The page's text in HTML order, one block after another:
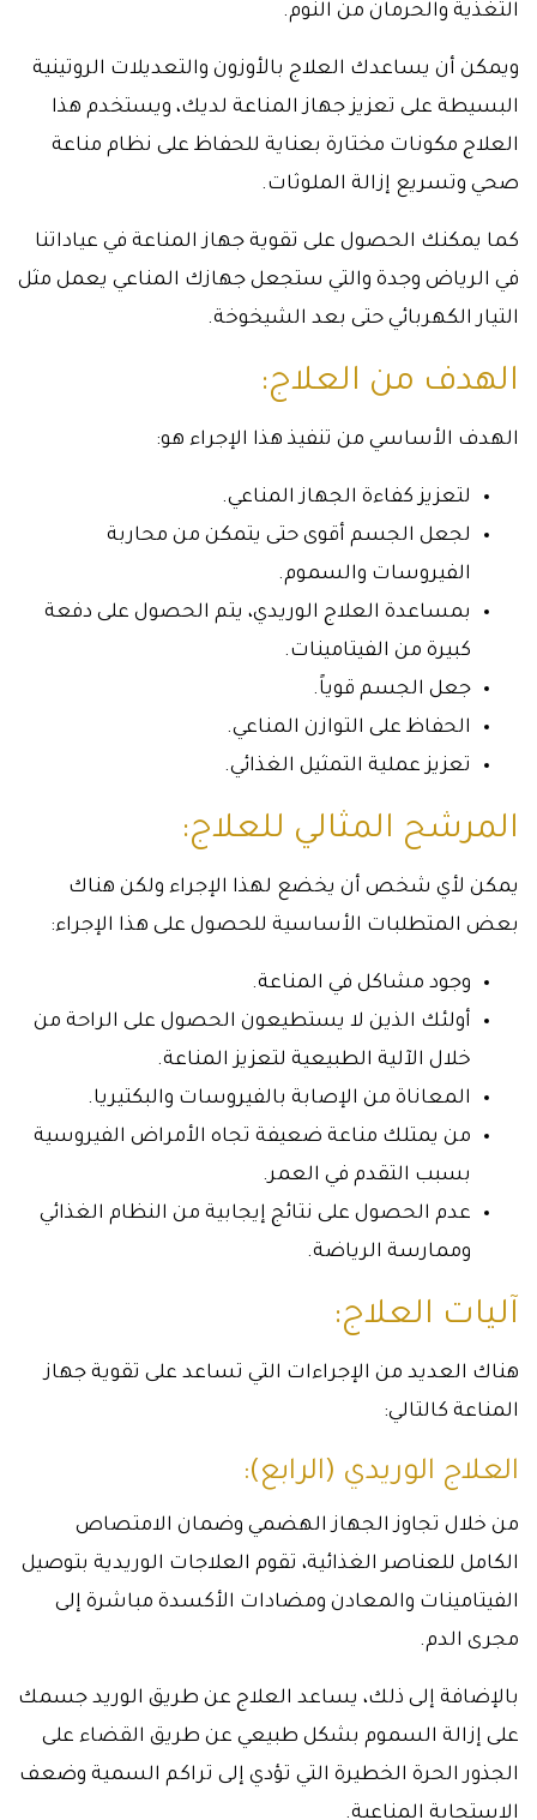
التغذية والحرمان من النوم.
ويمكن أن يساعدك العلاج بالأوزون والتعديلات الروتينية
البسيطة على تعزيز جهاز المناعة لديك، ويستخدم هذا
العلاج مكونات مختارة بعناية للحفاظ على نظام مناعة
صحي وتسريع إزالة الملوثات.
كما يمكنك الحصول على تقوية جهاز المناعة في عياداتنا
في الرياض وجدة والتي ستجعل جهازك المناعي يعمل مثل
التيار الكهربائي حتى بعد الشيخوخة.
الهدف من العلاج:
الهدف الأساسي من تنفيذ هذا الإجراء هو:
لتعزيز كفاءة الجهاز المناعي.
لجعل الجسم أقوى حتى يتمكن من محاربة
الفيروسات والسموم.
بمساعدة العلاج الوريدي، يتم الحصول على دفعة
كبيرة من الفيتامينات.
جعل الجسم قوياً.
الحفاظ على التوازن المناعي.
تعزيز عملية التمثيل الغذائي.
المرشح المثالي للعلاج:
يمكن لأي شخص أن يخضع لهذا الإجراء ولكن هناك
بعض المتطلبات الأساسية للحصول على هذا الإجراء:
وجود مشاكل في المناعة.
أولئك الذين لا يستطيعون الحصول على الراحة من
خلال الآلية الطبيعية لتعزيز المناعة.
المعاناة من الإصابة بالفيروسات والبكتيريا.
من يمتلك مناعة ضعيفة تجاه الأمراض الفيروسية
بسبب التقدم في العمر.
عدم الحصول على نتائج إيجابية من النظام الغذائي
وممارسة الرياضة.
آليات العلاج:
هناك العديد من الإجراءات التي تساعد على تقوية جهاز
المناعة كالتالي:
العلاج الوريدي (الرابع):
من خلال تجاوز الجهاز الهضمي وضمان الامتصاص
الكامل للعناصر الغذائية، تقوم العلاجات الوريدية بتوصيل
الفيتامينات والمعادن ومضادات الأكسدة مباشرة إلى
مجرى الدم.
بالإضافة إلى ذلك، يساعد العلاج عن طريق الوريد جسمك
على إزالة السموم بشكل طبيعي عن طريق القضاء على
الجذور الحرة الخطيرة التي تؤدي إلى تراكم السمية وضعف
الاستجابة المناعية.